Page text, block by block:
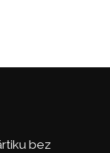
bez